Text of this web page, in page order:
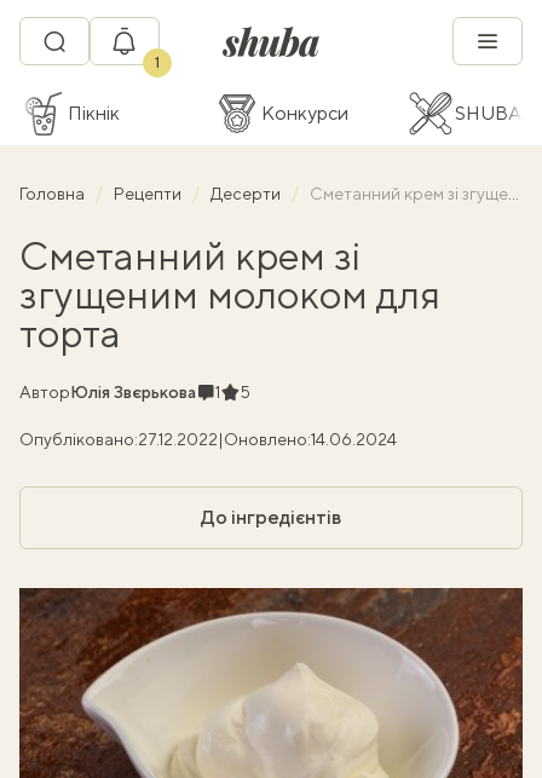
1
Пікнік Конкурси SHUBA
Головна Рецепти Десерти Сметанний крем зі згущеним молоком для торта
Сметанний крем зі
згущеним молоком для
торта
АвторЮлія ЗвєрьковаКоментарі
1Рейтинг
5
Опубліковано:27.12.2022|Оновлено:14.06.2024
До інгредієнтів